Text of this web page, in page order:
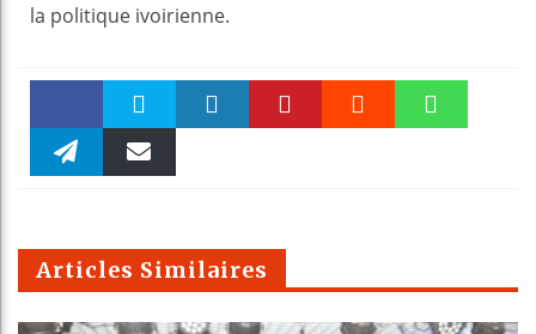
la politique ivoirienne.
Faceboo Twitter
m
Articles Similaires